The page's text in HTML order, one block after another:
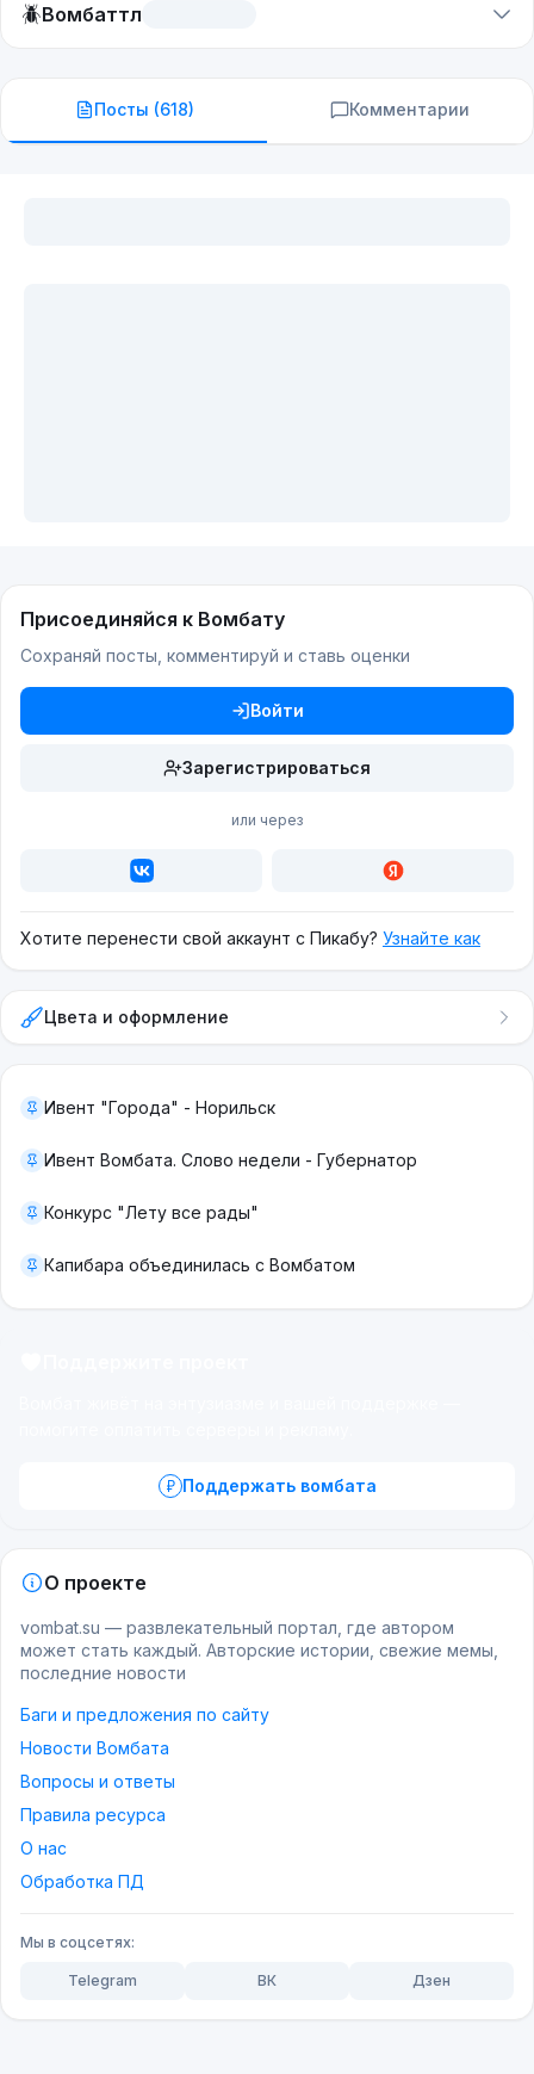
🪲Вомбаттл
Посты (618) Комментарии
Присоединяйся к Вомбату
Сохраняй посты, комментируй и ставь оценки
Войти
Зарегистрироваться
или через
Хотите перенести свой аккаунт с Пикабу? Узнайте как
Цвета и оформление
Ивент "Города" - Норильск
Ивент Вомбата. Слово недели - Губернатор
Конкурс "Лету все рады"
Капибара объединилась с Вомбатом
Поддержать вомбата
О проекте
vombat.su — развлекательный портал, где автором
может стать каждый. Авторские истории, свежие мемы,
последние новости
Баги и предложения по сайту
Новости Вомбата
Вопросы и ответы
Правила ресурса
О нас
Обработка ПД
Мы в соцсетях:
Telegram ВК Дзен